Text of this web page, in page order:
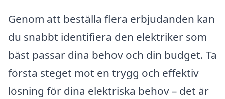
Genom att beställa flera erbjudanden kan
du snabbt identifiera den elektriker som
bäst passar dina behov och din budget. Ta
första steget mot en trygg och effektiv
lösning för dina elektriska behov – det är